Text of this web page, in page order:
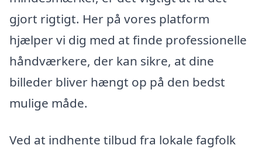
gjort rigtigt. Her på vores platform
hjælper vi dig med at finde professionelle
håndværkere, der kan sikre, at dine
billeder bliver hængt op på den bedst
mulige måde.
Ved at indhente tilbud fra lokale fagfolk